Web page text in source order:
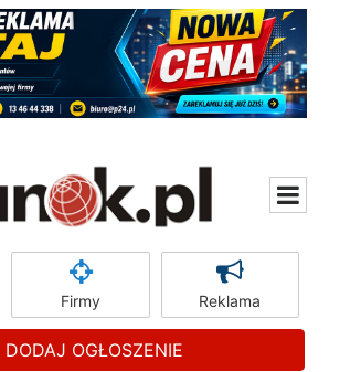
Firmy Reklama
DODAJ OGŁOSZENIE